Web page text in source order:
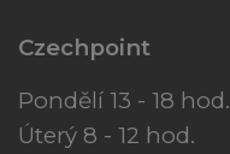
Czechpoint
Pondělí 13 - 18 hod.
Úterý 8 - 12 hod.